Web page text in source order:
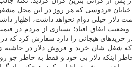
فردوسی كه هر روز در این محل
دلار خیلی دوام نخواهد داشت، اظهار
اتفاق افتاد؛ بسیاری از مردم در
خریدهای هیجانی را دارد سفارش كرد كه
شغل شان خرید و فروش دلار در حاشیه
اینكه دلار بی خود و فقط به خاطر جو